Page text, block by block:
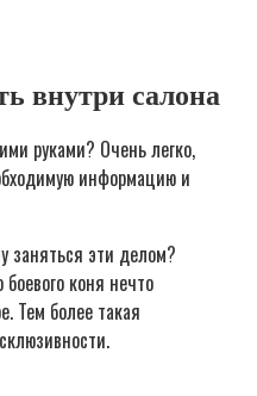
внутри салона
руками? Очень легко,
информацию и
заняться эти делом?
боевого коня нечто
Тем более такая